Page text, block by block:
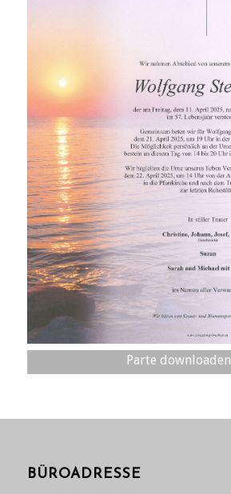
Parte downloaden
BÜROADRESSE